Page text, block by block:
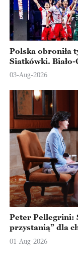
Polska obroniła
Siatkówki.
Ningbo
03-Aug-2026
Peter Pellegrini:
przystanią” dla
Europejskiej
01-Aug-2026